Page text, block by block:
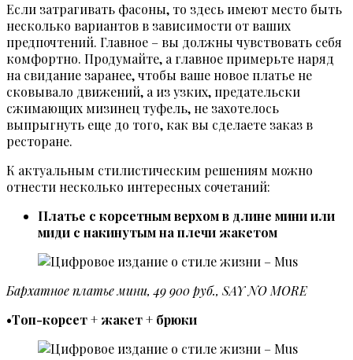
Если затрагивать фасоны, то здесь имеют место быть
несколько вариантов в зависимости от ваших
предпочтений. Главное – вы должны чувствовать себя
комфортно. Продумайте, а главное примерьте наряд
на свидание заранее, чтобы ваше новое платье не
сковывало движений, а из узких, предательски
сжимающих мизинец туфель, не захотелось
выпрыгнуть еще до того, как вы сделаете заказ в
ресторане.
К актуальным стилистическим решениям можно
отнести несколько интересных сочетаний:
Платье с корсетным верхом в длине мини или
миди с накинутым на плечи жакетом
Бархатное платье мини, 49 900 руб., SAY NO MORE
•Топ-корсет + жакет + брюки